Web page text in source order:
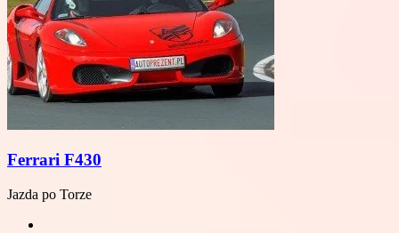
Ferrari F430
Jazda po Torze